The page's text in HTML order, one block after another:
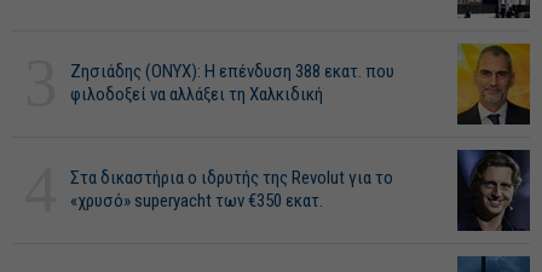
Ζησιάδης (ONYX): Η επένδυση 388 εκατ. που
φιλοδοξεί να αλλάξει τη Χαλκιδική
Στα δικαστήρια ο ιδρυτής της Revolut για το
«χρυσό» superyacht των €350 εκατ.